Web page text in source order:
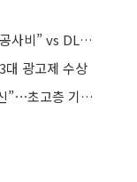
압구정5구역 맞대결⋯현대건설 “올인원 공사비” vs DL이앤씨 “평당 1139만원”
대 광고제 수상
DL이앤씨 “압구정5구역 57개월 공기 자신”⋯초고층 기술력 강조